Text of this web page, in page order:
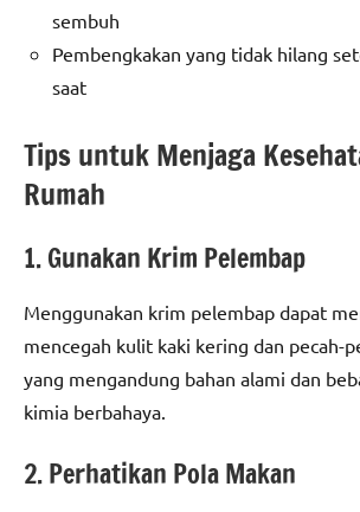
sembuh
Pembengkakan yang tidak hilang
saat
Tips untuk Menjaga
Rumah
1. Gunakan Krim Pelembap
Menggunakan krim pelembap dapat
mencegah kulit kaki kering dan pecah-
yang mengandung bahan alami dan
kimia berbahaya.
2. Perhatikan Pola Makan